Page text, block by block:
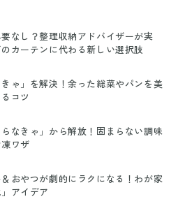
なし？整理収納アドバイザーが実
カーテンに代わる新しい選択肢
きゃ」を解決！余った総菜やパンを美
コツ
らなきゃ」から解放！固まらない調味
ワザ
おやつが劇的にラクになる！わが家
アイデア